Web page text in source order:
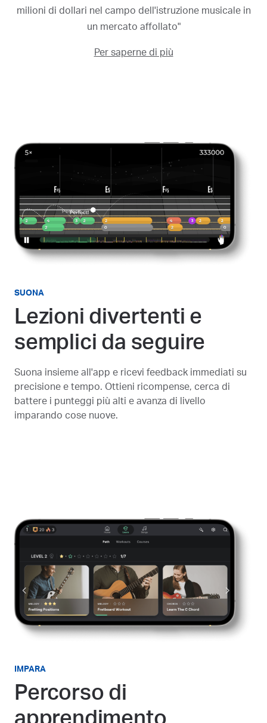
milioni di dollari nel campo dell'istruzione musicale in
un mercato affollato"
Per saperne di più
SUONA
Lezioni divertenti e
semplici da seguire
Suona insieme all'app e ricevi feedback immediati su
precisione e tempo. Ottieni ricompense, cerca di
battere i punteggi più alti e avanza di livello
imparando cose nuove.
IMPARA
Percorso di